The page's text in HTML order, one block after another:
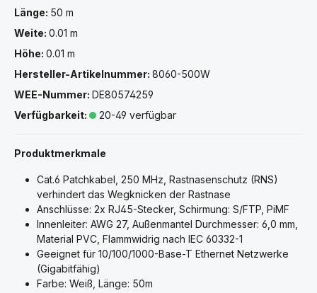
Länge: 50 m
Weite: 0.01 m
Höhe: 0.01 m
Hersteller-Artikelnummer: 8060-500W
WEE-Nummer: DE80574259
Verfügbarkeit:
20-49 verfügbar
Produktmerkmale
Cat.6 Patchkabel, 250 MHz, Rastnasenschutz (RNS)
verhindert das Wegknicken der Rastnase
Anschlüsse: 2x RJ45-Stecker, Schirmung: S/FTP, PiMF
Innenleiter: AWG 27, Außenmantel Durchmesser: 6,0 mm,
Material PVC, Flammwidrig nach IEC 60332-1
Geeignet für 10/100/1000-Base-T Ethernet Netzwerke
(Gigabitfähig)
Farbe: Weiß, Länge: 50m